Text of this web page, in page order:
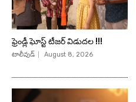
ఫ్రెండ్లీ ఘోస్ట్ టీజర్ విడుదల !!!
టాలీవుడ్ August 8, 2026